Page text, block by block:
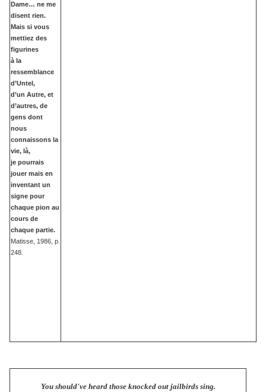
Dame… ne me
disent rien.
Mais si vous
mettiez des
figurines
à la
ressemblance
d’Untel,
d’un Autre, et
d’autres, de
gens dont
nous
connaissons la
vie, là,
je pourrais
jouer mais en
inventant un
signe pour
chaque pion au
cours de
chaque partie.
Matisse, 1986, p.
248.
You should've heard those knocked out jailbirds sing.